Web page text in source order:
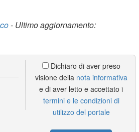
- Ultimo aggiornamento:
Dichiaro di aver preso
visione della nota informativa
e di aver letto e accettato i
termini e le condizioni di
utilizzo del portale